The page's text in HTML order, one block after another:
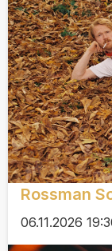
Rossman
06.11.2026